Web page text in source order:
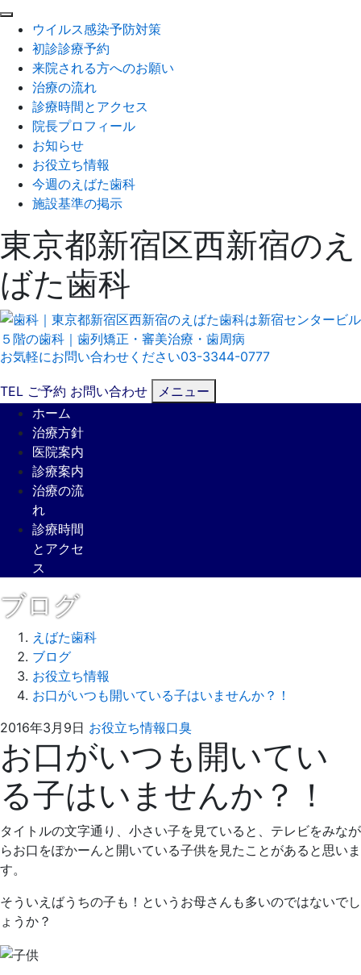
ウイルス感染予防対策
初診診療予約
来院される方へのお願い
治療の流れ
診療時間とアクセス
院長プロフィール
お知らせ
お役立ち情報
今週のえばた歯科
施設基準の掲示
東京都新宿区西新宿のえ
ばた歯科
お気軽にお問い合わせください03-3344-0777
TEL ご予約 お問い合わせ
メニュー
ホーム
治療方針
医院案内
診療案内
治療の流
れ
診療時間
とアクセ
ス
ブログ
えばた歯科
ブログ
お役立ち情報
お口がいつも開いている子はいませんか？！
2016年3月9日 お役立ち情報口臭2021
年
4
日
え
ば
た
科
お口がいつも開いてい
る子はいませんか？！
タイトルの文字通り、小さい子を見ていると、テレビをみなが
らお口をぽかーんと開いている子供を見たことがあると思いま
す。
そういえばうちの子も！というお母さんも多いのではないでし
ょうか？